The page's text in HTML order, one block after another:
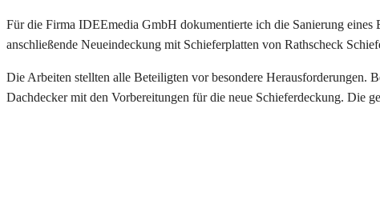
Für die Firma IDEEmedia GmbH dokumentierte ich die Sanierung eines
anschließende Neueindeckung mit Schieferplatten von Rathscheck
Die Arbeiten stellten alle Beteiligten vor besondere Herausforderungen.
Dachdecker mit den Vorbereitungen für die neue Schieferdeckung. Die